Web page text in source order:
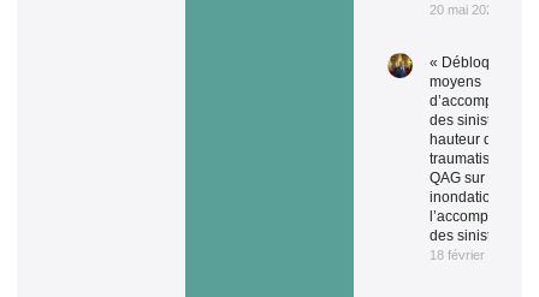
20 mai 2026
« Débloquez
moyens
des sinistrés à la
hauteur du
traumatisme ! »
QAG sur les
inondations et
des sinistrés.
18 février 2026